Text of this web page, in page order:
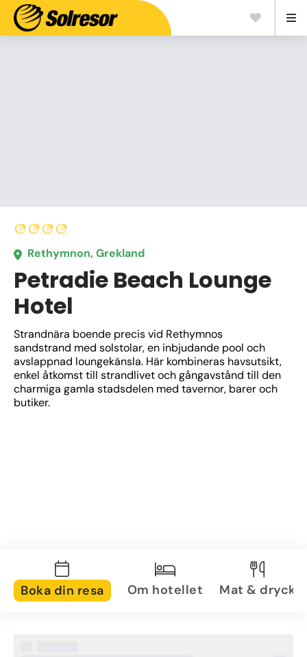
Rethymnon, Grekland
Petradie Beach Lounge
Hotel
Strandnära boende precis vid Rethymnos
sandstrand med solstolar, en inbjudande pool och
avslappnad loungekänsla. Här kombineras havsutsikt,
enkel åtkomst till strandlivet och gångavstånd till den
charmiga gamla stadsdelen med tavernor, barer och
butiker.
Boka din resa Om hotellet Mat & dryck